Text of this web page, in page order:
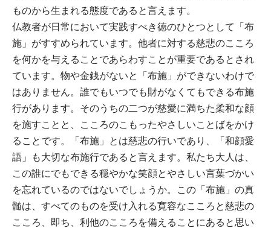
ものから生まれる態度であると言えます。
仏教者が日常において実践すべき徳のひとつとして「布
施」がすすめられています。他者に対する慈悲のこころ
を何かを与えることであらわすことが重要であるとされ
ています。物や金銭がないと「布施」ができないわけで
はありません。誰でもいつでも財がなくてもできる布施
行があります。そのうちの二つが慈愛に満ちた柔和な顔
を施すことと、こころのこもったやさしいことばをかけ
ることです。「布施」とは慈悲の行いであり、「和顔愛
語」も大切な布施行であると言えます。私たち大人は、
この誰にでもできる穏やかな笑顔とやさしい言葉づかい
を忘れているのではないでしょうか。この「布施」の真
髄は、すべてのものを受け入れる寛容なこころと慈悲の
こころ、即ち、利他のこころを備えることにあると思い